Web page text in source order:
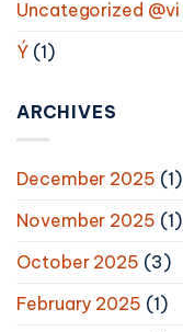
Uncategorized @vi
Ý(1)
ARCHIVES
December 2025 (1)
November 2025 (1)
October 2025 (3)
February 2025 (1)